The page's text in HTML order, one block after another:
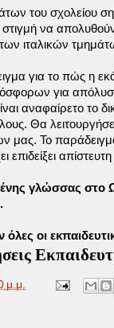
του σχολείου
να
ιταλικών
για το πώς η
για
αναφαίρετο το
Θα
Το παράδειγμα
γλώσσας
οι
μ.μ.